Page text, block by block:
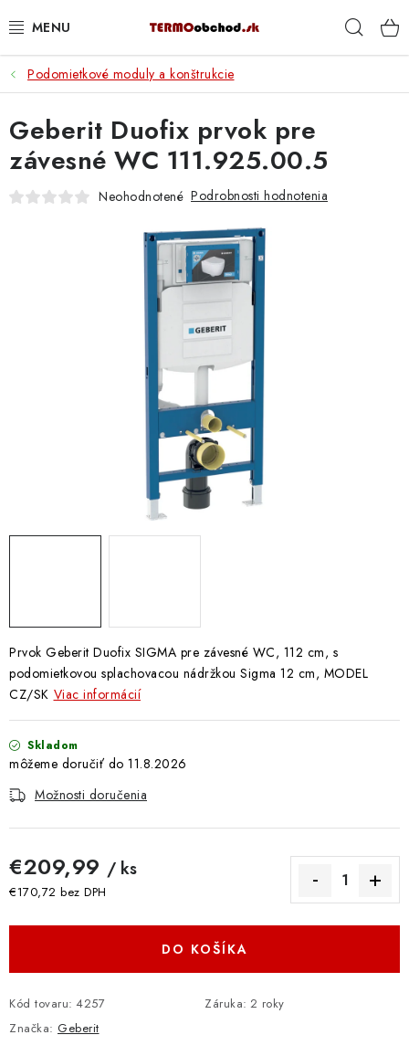
na
VYKUROVANIE
ROZVOD VODY A KÚRENIA
ODPAD A KANALIZÁCIA
PREČO SA OPLATÍ KUPOVAŤ RADIÁTORY KORADO
Blog
Podomietkové moduly a konštrukcie
Prvok Geberit Duofix SIGMA pre závesné WC, 112 cm, s
podomietkovou splachovacou nádržkou Sigma 12 cm, MODEL
CZ/SK Viac informácií
Skladom
11.8.2026
Možnosti doručenia
€209,99 / ks
€170,72 bez DPH
DO KOŠÍKA
Kód tovaru: 4257 Záruka: 2 roky
Značka: Geberit
Geberit Duofix prvok pre
závesné WC 111.925.00.5
Neohodnotené Podrobnosti hodnotenia